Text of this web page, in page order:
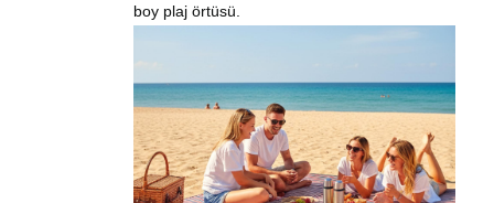
boy plaj örtüsü